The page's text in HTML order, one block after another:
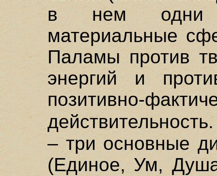
в нем одни
материальные
Паламы против
энергий и
позитивно-
– три основные
(Единое, Ум,